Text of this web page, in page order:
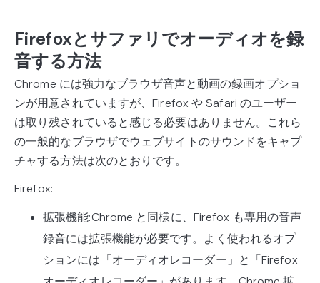
Firefoxとサファリでオーディオを録
音する方法
Chrome には強力なブラウザ音声と動画の録画オプショ
ンが用意されていますが、Firefox や Safari のユーザー
は取り残されていると感じる必要はありません。これら
の一般的なブラウザでウェブサイトのサウンドをキャプ
チャする方法は次のとおりです。
Firefox:
拡張機能:Chrome と同様に、Firefox も専用の音声
録音には拡張機能が必要です。よく使われるオプ
ションには「オーディオレコーダー」と「Firefox